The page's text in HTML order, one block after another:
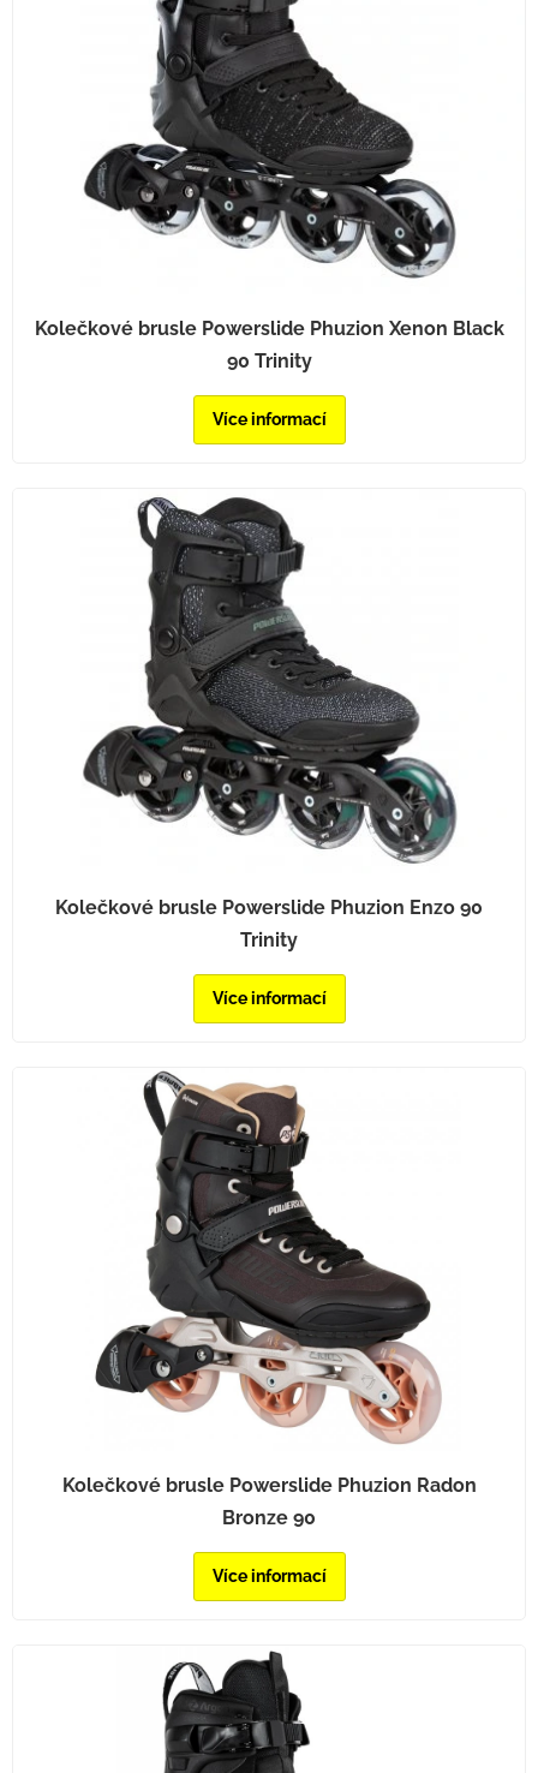
Kolečkové brusle Powerslide Phuzion Xenon Black
90 Trinity
Více informací
Kolečkové brusle Powerslide Phuzion Enzo 90
Trinity
Více informací
Kolečkové brusle Powerslide Phuzion Radon
Bronze 90
Více informací